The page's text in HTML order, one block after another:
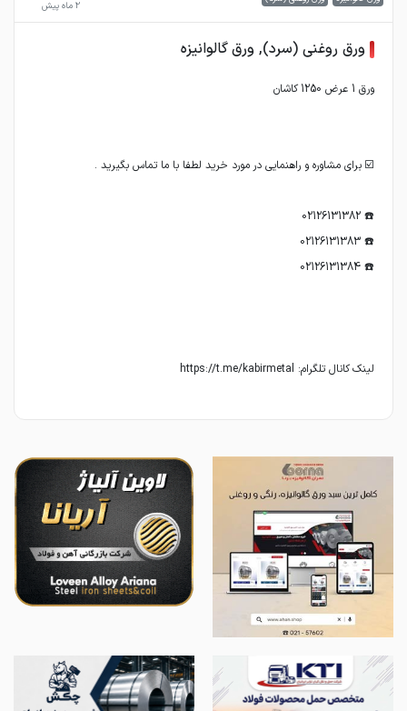
2 ماه پیش
ورق روغنی (سرد), ورق گالوانیزه
لینک کانال تلگرام: https://t.me/kabirmetal